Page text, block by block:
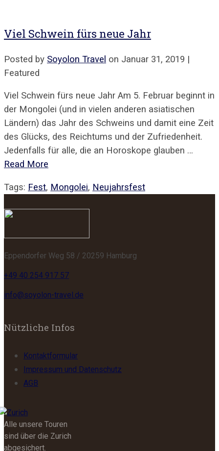
Viel Schwein fürs neue Jahr
Posted by Soyolon Travel on Januar 31, 2019 |
Featured
Viel Schwein fürs neue Jahr Am 5. Februar beginnt in
der Mongolei (und in vielen anderen asiatischen
Ländern) das Jahr des Schweins und damit eine Zeit
des Glücks, des Reichtums und der Zufriedenheit.
Jedenfalls für alle, die an Horoskope glauben …
Read More
Tags: Fest, Mongolei, Neujahrsfest
Eppendorfer Weg 58 / 20259 Hamburg
+49 40 254 917 57
info@soyolon-travel.de
Nützliche Infos
Kontaktformular
Impressum und Datenschutz
AGB
Alle unsere Touren
sind über die Zurich
abgesichert.